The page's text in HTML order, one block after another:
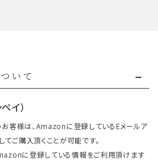
いて
イ）
客様は、Amazonに登録しているEメールア
てご購入頂くことが可能です。
に登録している情報をご利用頂けます